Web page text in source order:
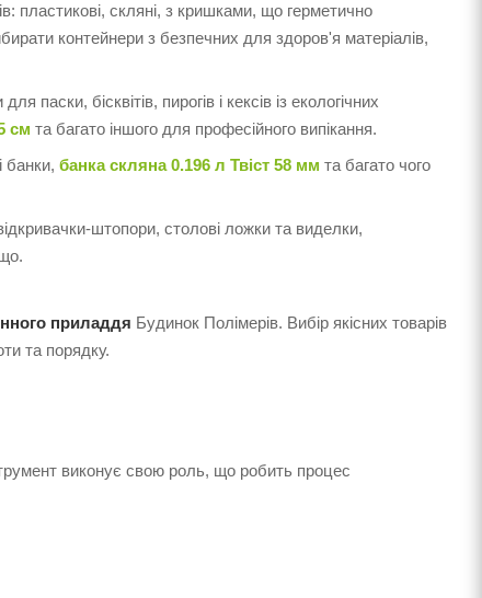
пластикові, скляні, з кришками, що герметично
контейнери з безпечних для здоров'я матеріалів,
паски, бісквітів, пирогів і кексів із екологічних
см та багато іншого для професійного випікання.
банки, банка скляна 0.196 л Твіст 58 мм та багато чого
штопори, столові ложки та виделки,
приладдя Будинок Полімерів. Вибір якісних товарів
та порядку.
виконує свою роль, що робить процес